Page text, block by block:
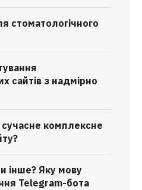
стоматологічного
сайтів з надмірно
комплексне
інше? Яку мову
Telegram-бота